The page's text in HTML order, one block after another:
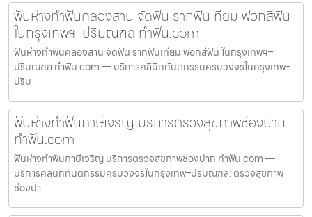
ฟันห่างทำฟันคลองสาน จัดฟัน รากฟันเทียม ฟอกสีฟัน
ในกรุงเทพฯ–ปริมณฑล ทำฟัน.com
ฟันห่างทำฟันคลองสาน จัดฟัน รากฟันเทียม ฟอกสีฟัน ในกรุงเทพฯ–
ปริมณฑล ทำฟัน.com — บริการคลินิกทันตกรรมครบวงจรในกรุงเทพ–
ปริม
ฟันห่างทำฟันภาษีเจริญ บริการตรวจสุขภาพช่องปาก
ทำฟัน.com
ฟันห่างทำฟันภาษีเจริญ บริการตรวจสุขภาพช่องปาก ทำฟัน.com —
บริการคลินิกทันตกรรมครบวงจรในกรุงเทพ–ปริมณฑล: ตรวจสุขภาพ
ช่องปา